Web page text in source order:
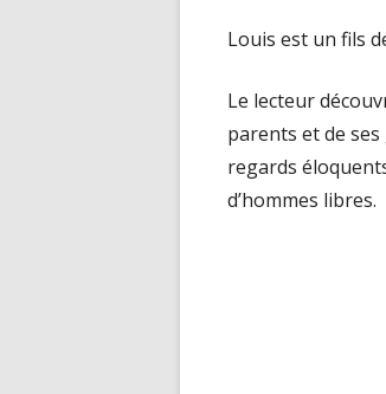
Louis est un fils
Le lecteur
parents et de
regards
d’hommes libres.